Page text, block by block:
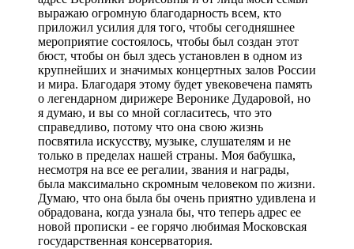
выражаю огромную благодарность всем, кто
приложил усилия для того, чтобы сегодняшнее
мероприятие состоялось, чтобы был создан этот
бюст, чтобы он был здесь установлен в одном из
крупнейших и значимых концертных залов России
и мира. Благодаря этому будет увековечена память
о легендарном дирижере Веронике Дударовой, но
я думаю, и вы со мной согласитесь, что это
справедливо, потому что она свою жизнь
посвятила искусству, музыке, слушателям и не
только в пределах нашей страны. Моя бабушка,
несмотря на все ее регалии, звания и награды,
была максимально скромным человеком по жизни.
Думаю, что она была бы очень приятно удивлена и
обрадована, когда узнала бы, что теперь адрес ее
новой прописки - ее горячо любимая Московская
государственная консерватория.